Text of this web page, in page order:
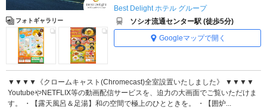
フォトギャラリー
Best Delight ホテル グループ
ソシオ流通センター駅 (徒歩5分)
Googleマップで開く
▼▼▼▼《クロームキャスト(Chromecast)全室設置いたしました》 ▼▼▼▼
YoutubeやNETFLIX等の動画配信サービスを、迫力の大画面でご覧いただけま
す。 ・【露天風呂＆足湯】和の空間で極上のひとときを。 ・【囲炉...